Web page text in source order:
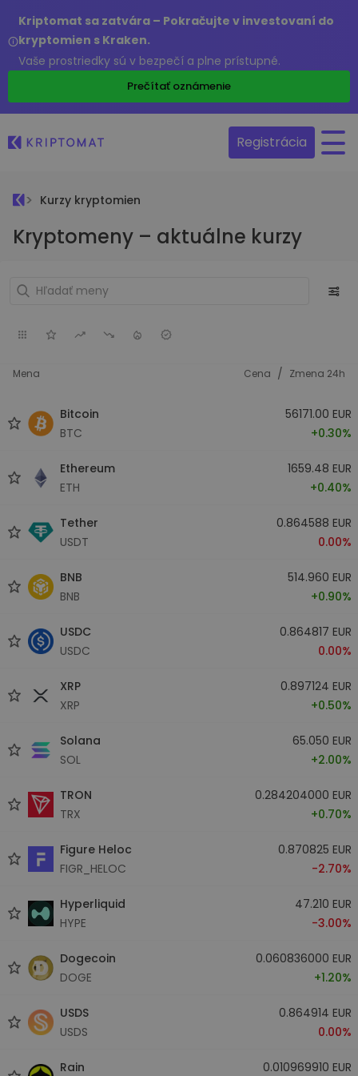
Kriptomat sa zatvára – Pokračujte v investovaní do
kryptomien s Kraken.
Vaše prostriedky sú v bezpečí a plne prístupné.
Prečítať oznámenie
Registrácia
Kurzy kryptomien
Kryptomeny – aktuálne kurzy
Mena Cena / Zmena 24h
Bitcoin
BTC
56171.00 EUR
+0.30%
Ethereum
ETH
1659.48 EUR
+0.40%
Tether
USDT
0.864588 EUR
0.00%
BNB
BNB
514.960 EUR
+0.90%
USDC
USDC
0.864817 EUR
0.00%
XRP
XRP
0.897124 EUR
+0.50%
Solana
SOL
65.050 EUR
+2.00%
TRON
TRX
0.284204000 EUR
+0.70%
Figure Heloc
FIGR_HELOC
0.870825 EUR
-2.70%
Hyperliquid
HYPE
47.210 EUR
-3.00%
Dogecoin
DOGE
0.060836000 EUR
+1.20%
USDS
USDS
0.864914 EUR
0.00%
Rain
0.010969910 EUR